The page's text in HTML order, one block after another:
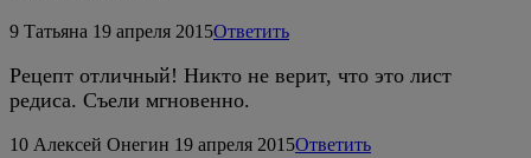
9 Татьяна 19 апреля 2015Ответить
Рецепт отличный! Никто не верит, что это лист
редиса. Съели мгновенно.
10 Алексей Онегин 19 апреля 2015Ответить